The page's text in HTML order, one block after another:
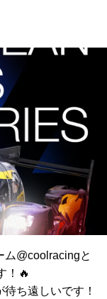
ム@coolracingと
！🔥
ち遠しいです！